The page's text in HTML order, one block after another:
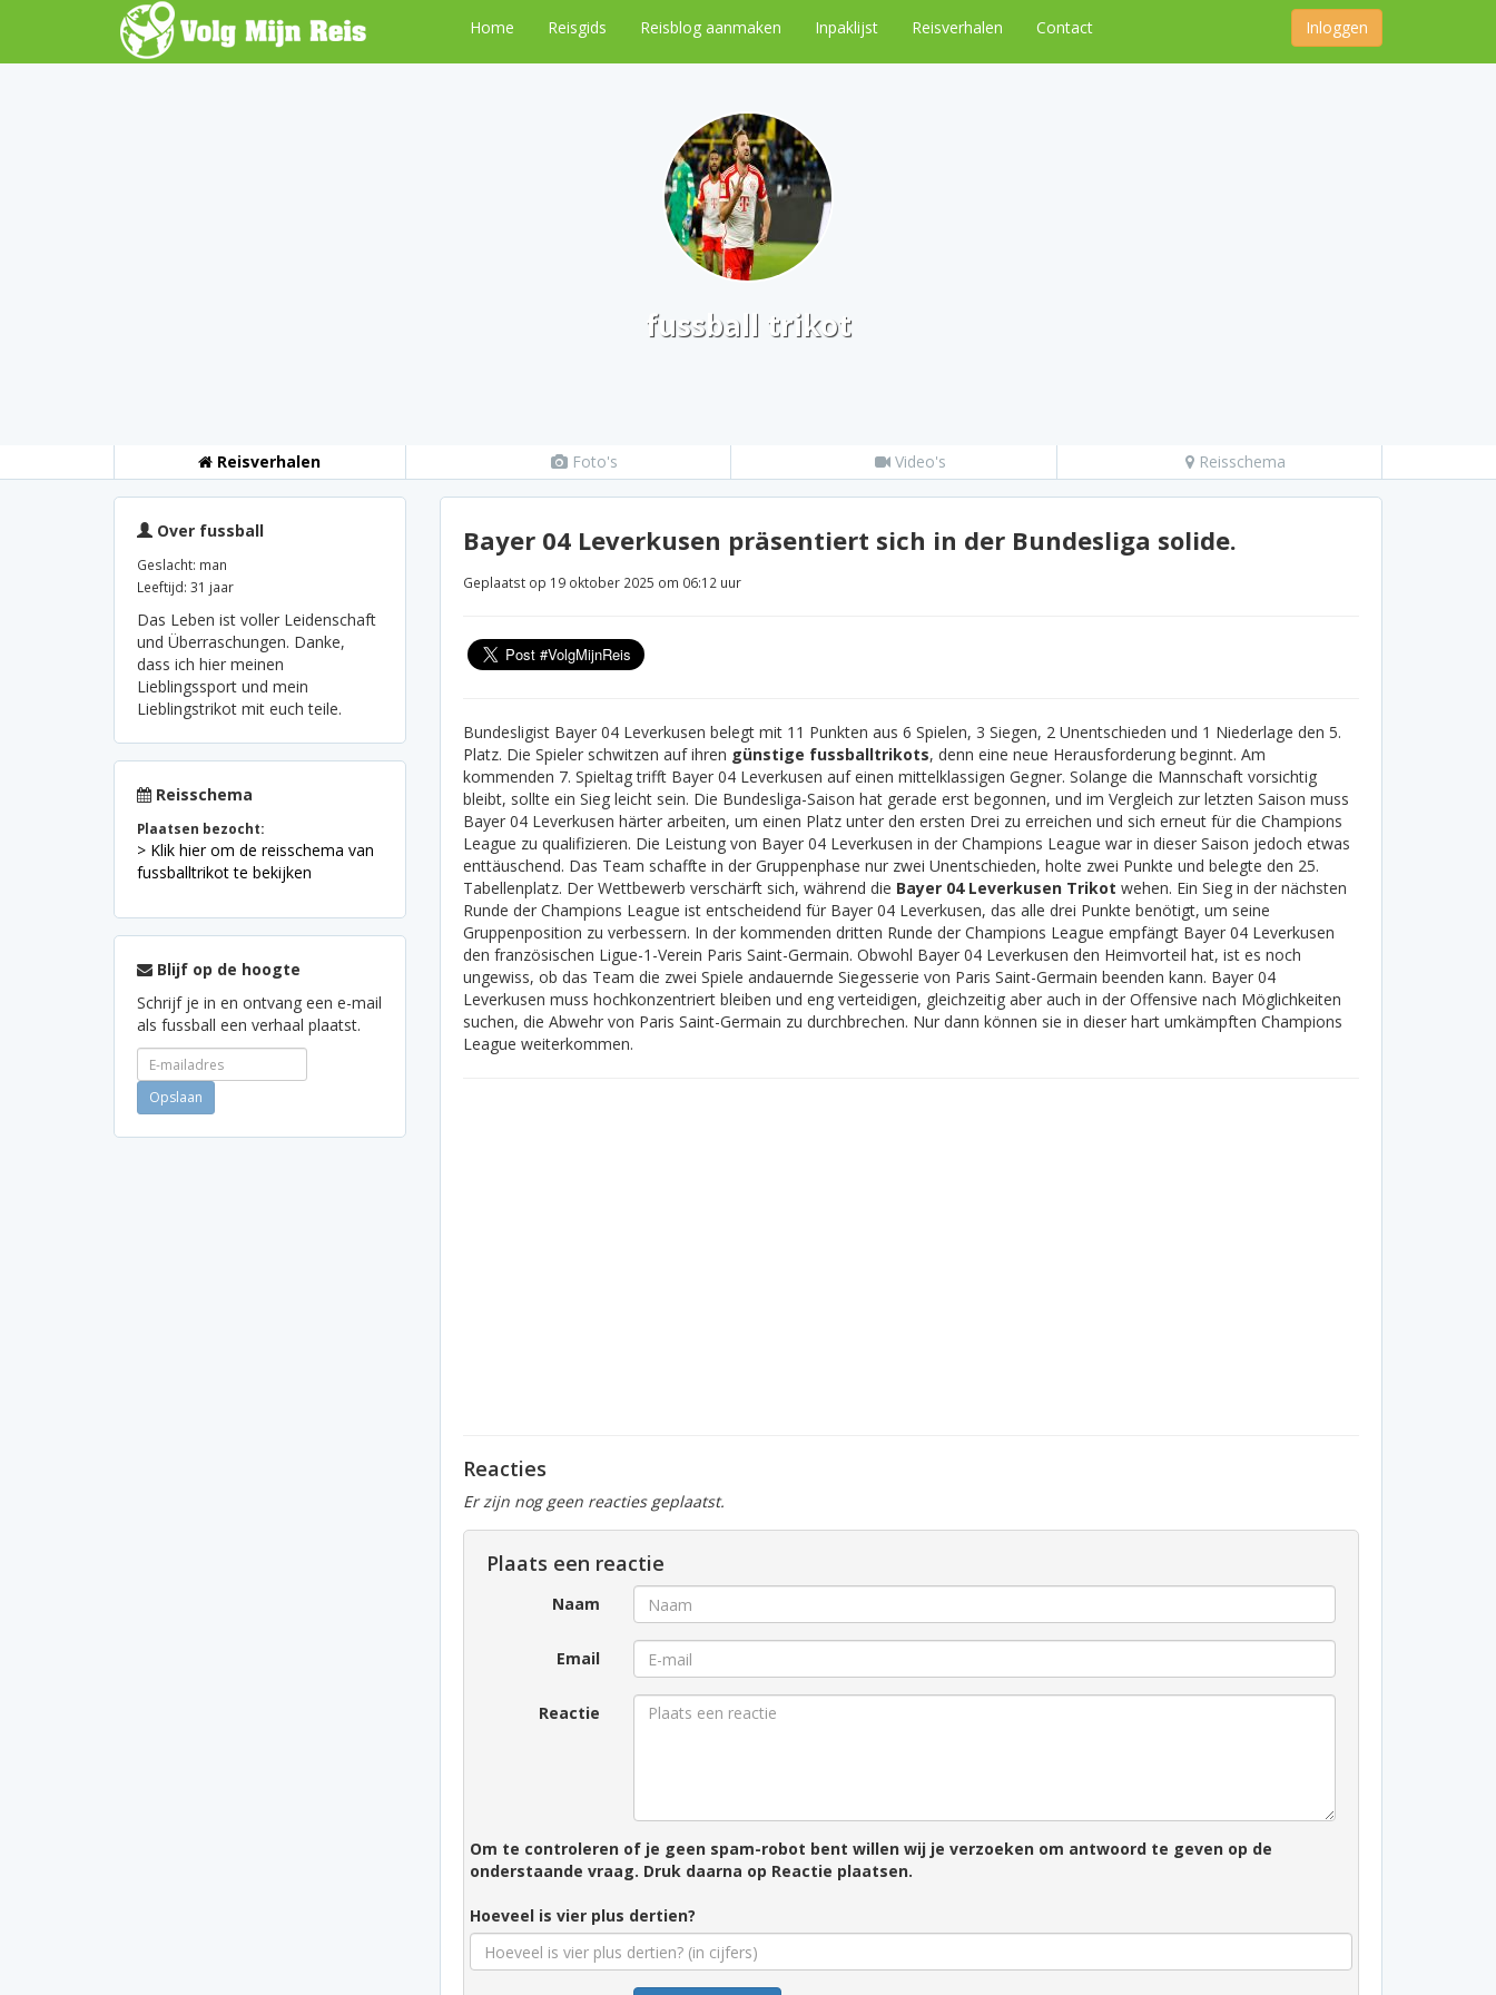
Home Reisgids Reisblog aanmaken Inpaklijst Reisverhalen Contact Inloggen
fussball trikot
Reisverhalen Foto's Video's Reisschema
Over fussball
Geslacht: man
Leeftijd: 31 jaar
Das Leben ist voller Leidenschaft
und Überraschungen. Danke,
dass ich hier meinen
Lieblingssport und mein
Lieblingstrikot mit euch teile.
Reisschema
Plaatsen bezocht:
> Klik hier om de reisschema van
fussballtrikot te bekijken
Blijf op de hoogte
Schrijf je in en ontvang een e-mail
als fussball een verhaal plaatst.
Bayer 04 Leverkusen präsentiert sich in der Bundesliga solide.
Geplaatst op 19 oktober 2025 om 06:12 uur
Bundesligist Bayer 04 Leverkusen belegt mit 11 Punkten aus 6 Spielen, 3 Siegen, 2 Unentschieden und 1 Niederlage den 5.
Platz. Die Spieler schwitzen auf ihren günstige fussballtrikots, denn eine neue Herausforderung beginnt. Am
kommenden 7. Spieltag trifft Bayer 04 Leverkusen auf einen mittelklassigen Gegner. Solange die Mannschaft vorsichtig
bleibt, sollte ein Sieg leicht sein. Die Bundesliga-Saison hat gerade erst begonnen, und im Vergleich zur letzten Saison muss
Bayer 04 Leverkusen härter arbeiten, um einen Platz unter den ersten Drei zu erreichen und sich erneut für die Champions
League zu qualifizieren. Die Leistung von Bayer 04 Leverkusen in der Champions League war in dieser Saison jedoch etwas
enttäuschend. Das Team schaffte in der Gruppenphase nur zwei Unentschieden, holte zwei Punkte und belegte den 25.
Tabellenplatz. Der Wettbewerb verschärft sich, während die Bayer 04 Leverkusen Trikot wehen. Ein Sieg in der nächsten
Runde der Champions League ist entscheidend für Bayer 04 Leverkusen, das alle drei Punkte benötigt, um seine
Gruppenposition zu verbessern. In der kommenden dritten Runde der Champions League empfängt Bayer 04 Leverkusen
den französischen Ligue-1-Verein Paris Saint-Germain. Obwohl Bayer 04 Leverkusen den Heimvorteil hat, ist es noch
ungewiss, ob das Team die zwei Spiele andauernde Siegesserie von Paris Saint-Germain beenden kann. Bayer 04
Leverkusen muss hochkonzentriert bleiben und eng verteidigen, gleichzeitig aber auch in der Offensive nach Möglichkeiten
suchen, die Abwehr von Paris Saint-Germain zu durchbrechen. Nur dann können sie in dieser hart umkämpften Champions
League weiterkommen.
Reacties
Er zijn nog geen reacties geplaatst.
Plaats een reactie
Naam
Email
Reactie
Om te controleren of je geen spam-robot bent willen wij je verzoeken om antwoord te geven op de
onderstaande vraag. Druk daarna op Reactie plaatsen.
Hoeveel is vier plus dertien?